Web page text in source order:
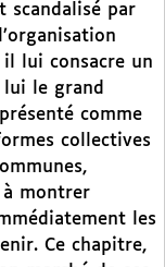
scandalisé par
il lui consacre un
le grand
comme
collectives
montrer
les
Ce chapitre,